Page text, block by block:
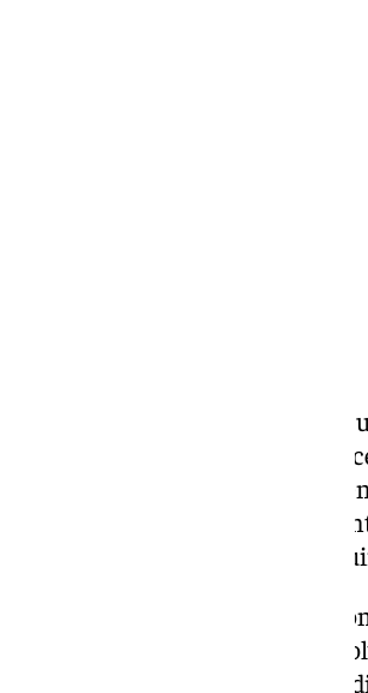
El técnico del Almería valora a
un equipo que, en caso de no
a regresar a Primera División
ser su segundo ascenso como
que será complicado de
Debido a que el Almería tenía
presión de estar «obligados» a
equipo: «Nosotros no somos